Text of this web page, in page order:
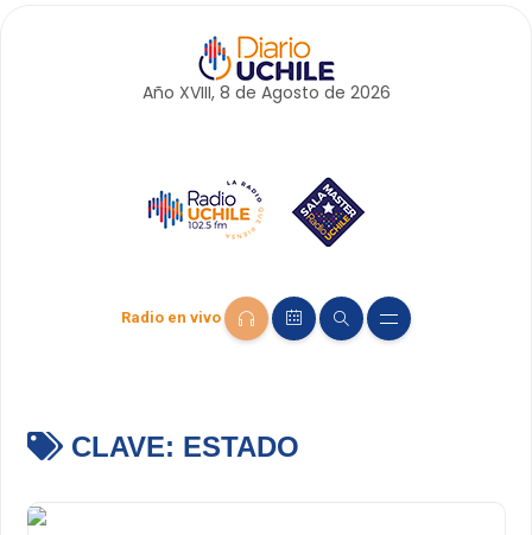
Año XVIII, 8 de Agosto de 2026
Radio en vivo
CLAVE: ESTADO